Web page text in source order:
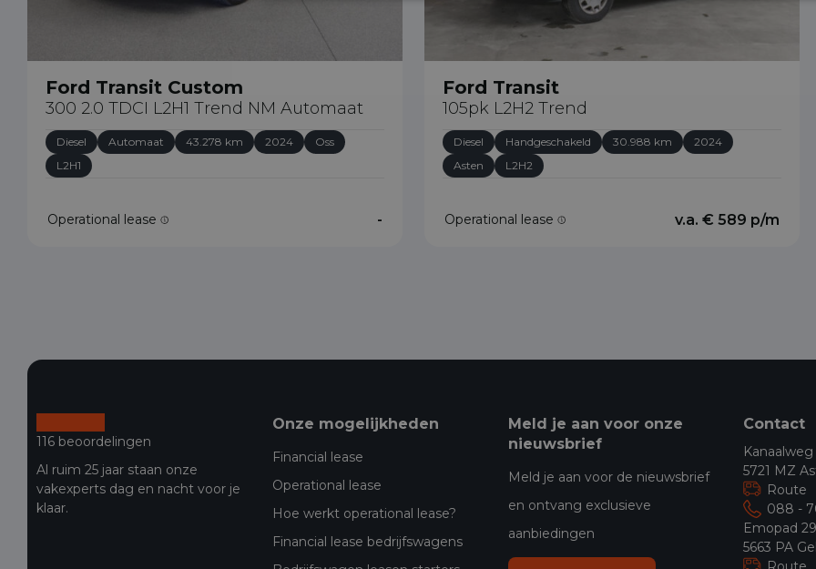
Ford Transit Custom
300 2.0 TDCI L2H1 Trend NM Automaat
Diesel Automaat 43.278 km 2024
Oss
L2H1
Operational lease -
Ford Transit
105pk L2H2 Trend
Diesel Handgeschakeld 30.988 km
2024
Asten
L2H2
Operational lease v.a. € 589 p/m
116 beoordelingen
Al ruim 25 jaar staan onze
vakexperts dag en nacht voor je
klaar.
Onze mogelijkheden
Financial lease
Operational lease
Hoe werkt operational lease?
Financial lease bedrijfswagens
Meld je aan voor onze
nieuwsbrief
Meld je aan voor de nieuwsbrief
en ontvang exclusieve
aanbiedingen
Contact
5721 MZ
Route
088 -
Emopad
5663 PA